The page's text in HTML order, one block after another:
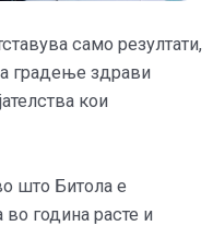
само резултати,
градење здрави
кои
што Битола е
во година расте и